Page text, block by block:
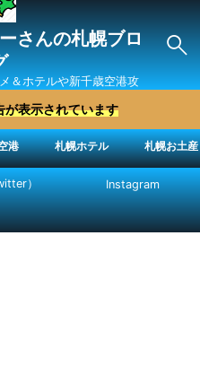
さんの札幌ブロ
＆ホテルや新千歳空港攻
ーさん“で検索
が表示されています
港 札幌ホテル 札幌お土産
） Instagram